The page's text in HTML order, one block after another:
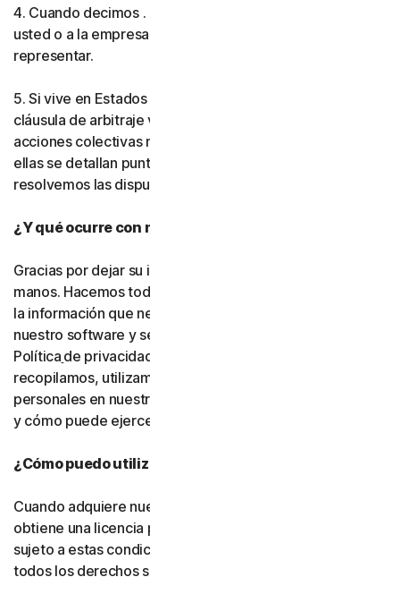
4. Cuando decimos . .
usted o a la empresa o entidad que está autorizado a
representar.
5. Si vive en Estados Unidos, asegúrese de leer nuestra
cláusula de arbitraje vinculante y la renuncia a las
acciones colectivas más adelante en este acuerdo. En
ellas se detallan puntos muy importantes sobre cómo
resolvemos las disputas.
¿Y qué ocurre con mi privacidad?
Gracias por dejar su información personal en nuestras
manos. Hacemos todo lo posible por utilizar únicamente
la información que necesitamos para proporcionarle
nuestro software y servicios. Le rogamos que lea nuestra
Política de privacidad, ya que explica cómo y por qué
recopilamos, utilizamos y compartimos sus datos
personales en nuestros sitios web, productos y servicios,
y cómo puede ejercer sus derechos sobre sus datos.
¿Cómo puedo utilizar el software y los servicios?
Cuando adquiere nuestro software y servicios, solo
obtiene una licencia para utilizarlos con un fin limitado y
sujeto a estas condiciones. Seguimos siendo titulares de
todos los derechos sobre el software y los servicios.